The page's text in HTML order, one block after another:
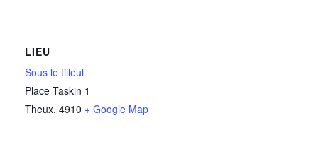
LIEU
Sous le tilleul
Place Taskin 1
Theux, 4910 + Google Map